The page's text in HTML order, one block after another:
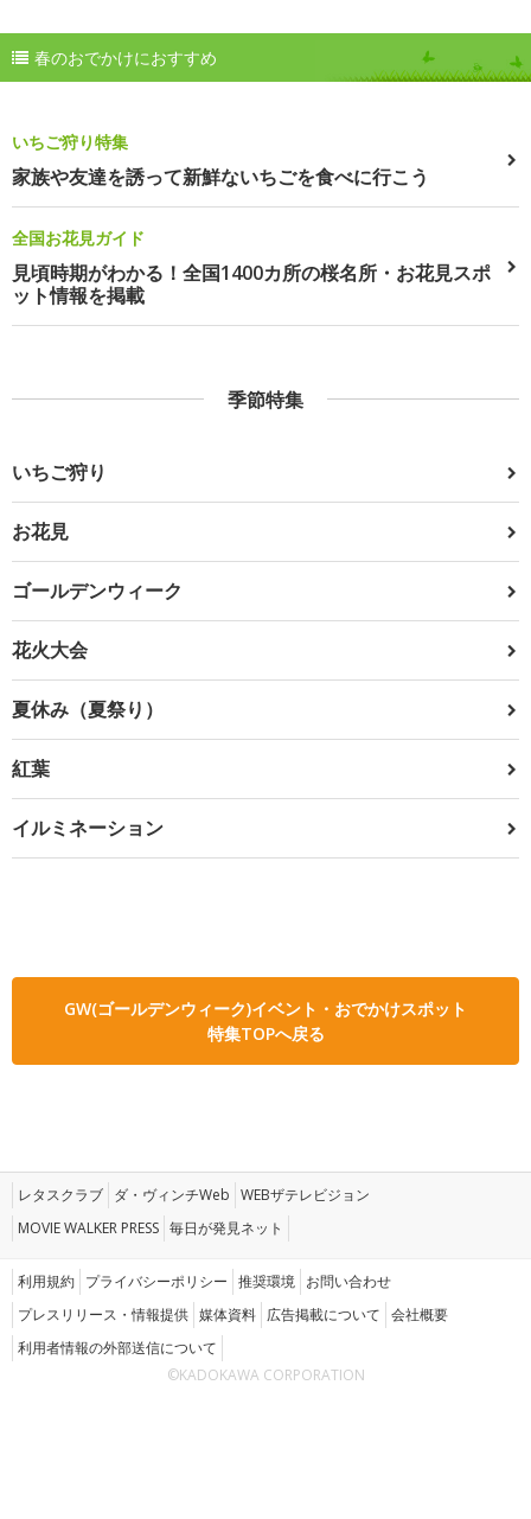
春のおでかけにおすすめ
いちご狩り特集
家族や友達を誘って新鮮ないちごを食べに行こう
全国お花見ガイド
見頃時期がわかる！全国1400カ所の桜名所・お花見スポ
ット情報を掲載
季節特集
いちご狩り
お花見
ゴールデンウィーク
花火大会
夏休み（夏祭り）
紅葉
イルミネーション
GW(ゴールデンウィーク)イベント・おでかけスポット
特集TOPへ戻る
レタスクラブ ダ・ヴィンチWeb WEBザテレビジョン
MOVIE WALKER PRESS 毎日が発見ネット
利用規約 プライバシーポリシー 推奨環境 お問い合わせ
プレスリリース・情報提供 媒体資料 広告掲載について 会社概要
利用者情報の外部送信について
©KADOKAWA CORPORATION